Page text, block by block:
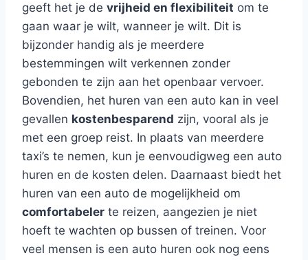
geeft het je de vrijheid en flexibiliteit om te
gaan waar je wilt, wanneer je wilt. Dit is
bijzonder handig als je meerdere
bestemmingen wilt verkennen zonder
gebonden te zijn aan het openbaar vervoer.
Bovendien, het huren van een auto kan in veel
gevallen kostenbesparend zijn, vooral als je
met een groep reist. In plaats van meerdere
taxi’s te nemen, kun je eenvoudigweg een auto
huren en de kosten delen. Daarnaast biedt het
huren van een auto de mogelijkheid om
comfortabeler te reizen, aangezien je niet
hoeft te wachten op bussen of treinen. Voor
veel mensen is een auto huren ook nog eens